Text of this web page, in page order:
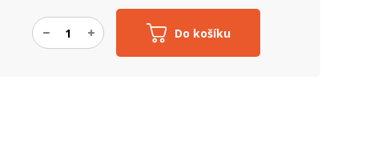
Do košíku